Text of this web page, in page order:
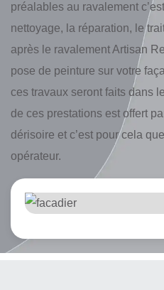
préalables au ravalement
nettoyage, la réparation, le
après le ravalement Artisan
pose de peinture sur votre
ces travaux seront faits dans
de ces prestations est offert
dérisoire et c’est pour cela
opérateur.